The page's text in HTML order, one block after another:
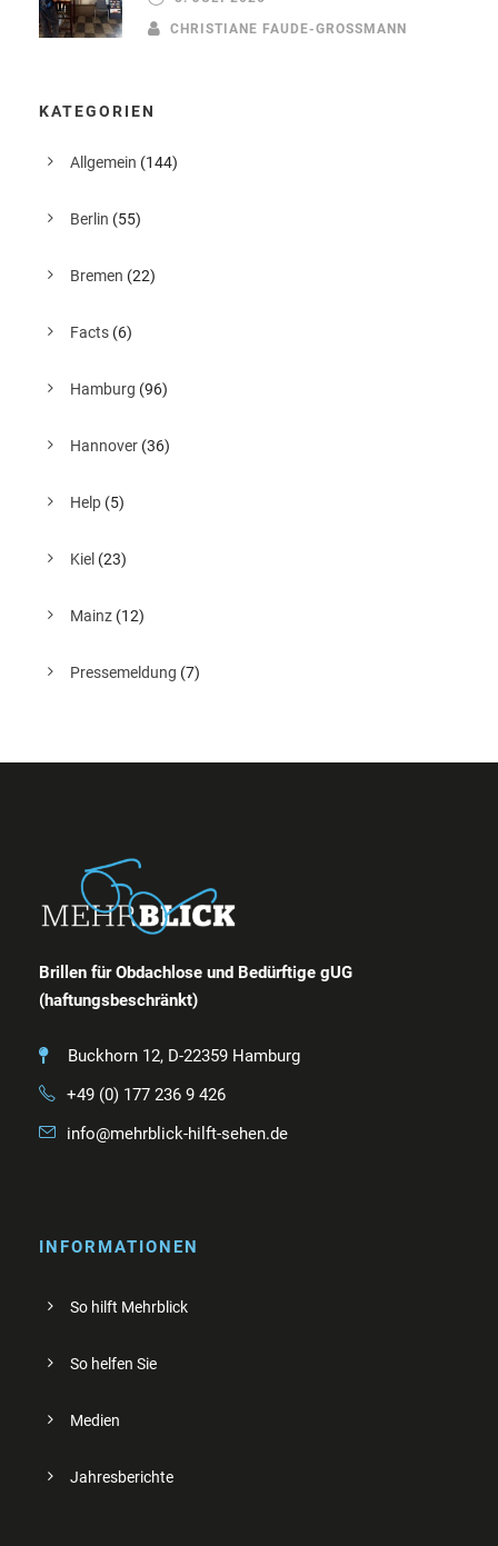
CHRISTIANE FAUDE-GROSSMANN
KATEGORIEN
Allgemein (144)
Berlin (55)
Bremen (22)
Facts (6)
Hamburg (96)
Hannover (36)
Help (5)
Kiel (23)
Mainz (12)
Pressemeldung (7)
Brillen für Obdachlose und Bedürftige gUG
(haftungsbeschränkt)
Buckhorn 12, D-22359 Hamburg
+49 (0) 177 236 9 426
info@mehrblick-hilft-sehen.de
INFORMATIONEN
So hilft Mehrblick
So helfen Sie
Medien
Jahresberichte